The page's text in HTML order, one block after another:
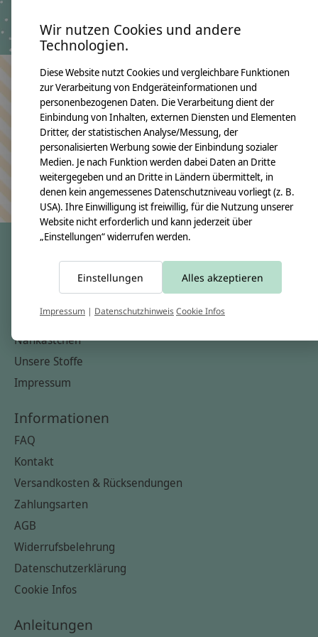
Versandkosten
Bleiben Sie in Kontakt
Keine Sorge, wir übertreiben es nicht
crêpes suzette
Unsere Creppies
Nähkästchen
Unsere Stoffe
Impressum
Informationen
FAQ
Kontakt
Versandkosten & Rücksendungen
Zahlungsarten
AGB
Widerrufsbelehrung
Datenschutzerklärung
Cookie Infos
Anleitungen
Wir nutzen Cookies und andere
Technologien.
Diese Website nutzt Cookies und vergleichbare Funktionen
zur Verarbeitung von Endgeräteinformationen und
personenbezogenen Daten. Die Verarbeitung dient der
Einbindung von Inhalten, externen Diensten und Elementen
Dritter, der statistischen Analyse/Messung, der
personalisierten Werbung sowie der Einbindung sozialer
Medien. Je nach Funktion werden dabei Daten an Dritte
weitergegeben und an Dritte in Ländern übermittelt, in
denen kein angemessenes Datenschutzniveau vorliegt (z. B.
USA). Ihre Einwilligung ist freiwillig, für die Nutzung unserer
Website nicht erforderlich und kann jederzeit über
„Einstellungen“ widerrufen werden.
Einstellungen Alles akzeptieren
Impressum | DatenschutzhinweisCookie Infos